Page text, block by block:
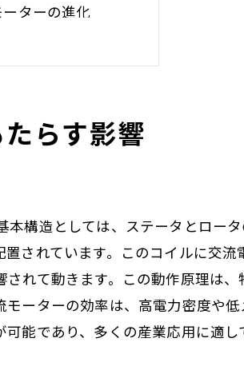
ターの進化
の採用
モーターの関係
流モーター設計
与える影響
ーターの工夫
可能性
技術的革新
率性の追求
らす影響
構造としては、ステータとロー
されています。このコイルに交
れて動きます。この動作原理は、
ーターの効率は、高電力密度や
能であり、多くの産業応用に適し